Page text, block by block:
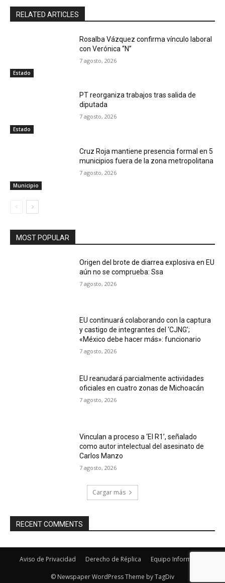
RELATED ARTICLES
Estado
Rosalba Vázquez confirma vínculo laboral
con Verónica “N”
7 agosto, 2026
Estado
PT reorganiza trabajos tras salida de
diputada
7 agosto, 2026
Municipio
Cruz Roja mantiene presencia formal en 5
municipios fuera de la zona metropolitana
7 agosto, 2026
MOST POPULAR
Origen del brote de diarrea explosiva en EU
aún no se comprueba: Ssa
7 agosto, 2026
EU continuará colaborando con la captura
y castigo de integrantes del ‘CJNG’;
«México debe hacer más»: funcionario
7 agosto, 2026
EU reanudará parcialmente actividades
oficiales en cuatro zonas de Michoacán
7 agosto, 2026
Vinculan a proceso a ‘El R1’, señalado
como autor intelectual del asesinato de
Carlos Manzo
7 agosto, 2026
Cargar más
RECENT COMMENTS
Aviso de Privacidad Derecho de Réplica Equipo Informativo
© Newspaper WordPress Theme by TagDiv